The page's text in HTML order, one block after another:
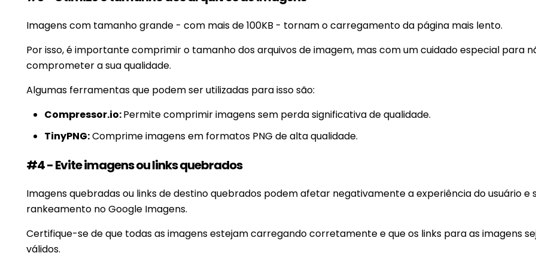
Imagens com tamanho grande - com mais de 100KB - tornam o carregamento da página mais lento.
Por isso, é importante comprimir o tamanho dos arquivos de imagem, mas com um cuidado especial para
comprometer a sua qualidade.
Algumas ferramentas que podem ser utilizadas para isso são:
Compressor.io:Permite comprimir imagens sem perda significativa de qualidade.
TinyPNG:Comprime imagens em formatos PNG de alta qualidade.
#4 - Evite imagens ou links quebrados
Imagens quebradas ou links de destino quebrados podem afetar negativamente a experiência do usuário e
rankeamento no Google Imagens.
Certifique-se de que todas as imagens estejam carregando corretamente e que os links para as imagens
válidos.